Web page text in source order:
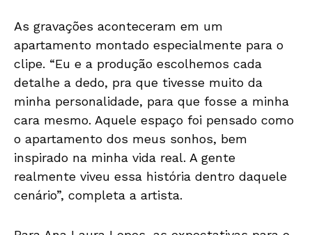
As gravações aconteceram em um
apartamento montado especialmente para o
clipe. “Eu e a produção escolhemos cada
detalhe a dedo, pra que tivesse muito da
minha personalidade, para que fosse a minha
cara mesmo. Aquele espaço foi pensado como
o apartamento dos meus sonhos, bem
inspirado na minha vida real. A gente
realmente viveu essa história dentro daquele
cenário”, completa a artista.